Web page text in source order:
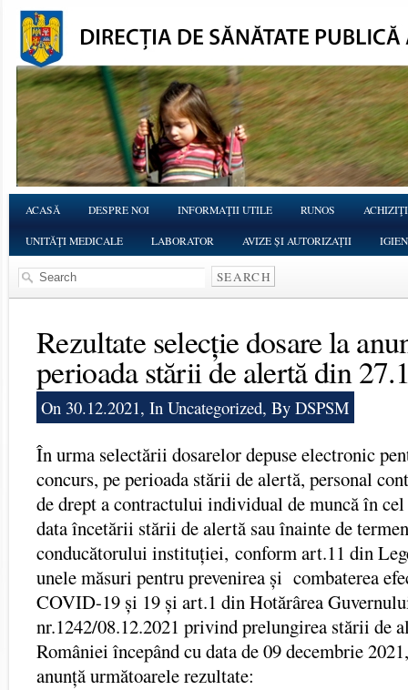
ACASĂ DESPRE NOI INFORMAŢII UTILE RUNOS
UNITĂŢI MEDICALE LABORATOR AVIZE ȘI AUTORIZAȚII
Rezultate selecție dosare la
perioada stării de alertă din
On 30.12.2021, In Uncategorized, By DSPSM
În urma selectării dosarelor depuse electronic
concurs, pe perioada stării de alertă, personal
de drept a contractului individual de muncă în
data încetării stării de alertă sau înainte de
conducătorului instituției, conform art.11 din
unele măsuri pentru prevenirea și combaterea
COVID-19 și 19 și art.1 din Hotărârea
nr.1242/08.12.2021 privind prelungirea stării de
României începând cu data de 09 decembrie
anunță următoarele rezultate: